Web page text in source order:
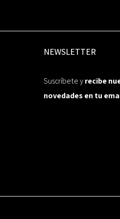
NEWSLETTER
Suscríbete yrecibe
novedades en tu